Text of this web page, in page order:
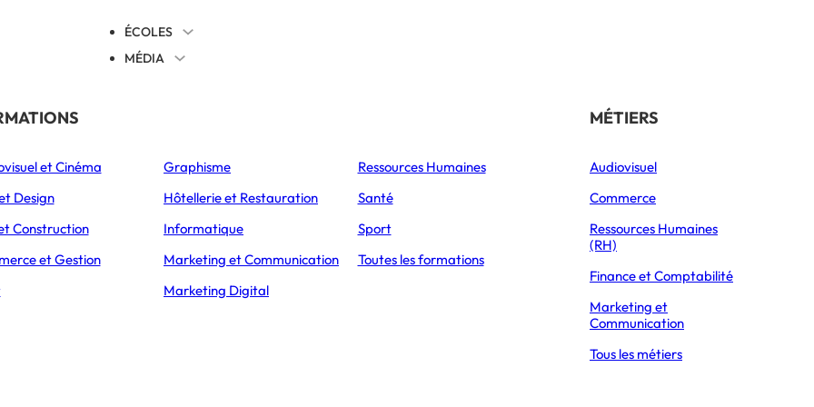
ÉCOLES
MÉDIA
Éducation
L’Express Éducation
Bachelors
L’Express Éducation
Masters
THÉMATIQUES
Orientation
Vie étudiante
Formations
Partir à l’étranger
et Cinéma
Design
Construction
et Gestion
Graphisme
Hôtellerie et Restauration
Informatique
Marketing et Communication
Marketing Digital
Ressources Humaines
Santé
Sport
Toutes les formations
MÉTIERS
Audiovisuel
Commerce
Ressources Humaines
(RH)
Finance et Comptabilité
Marketing et
Communication
Tous les métiers
ÉTABLISSEMENT PRÉSENTATION ADMISSIONS
CRÉER ET STRUCTURER UNE ACTIVITÉ D’ESTHÉTIQUE AUTOMOBILE DURABLE
une activité